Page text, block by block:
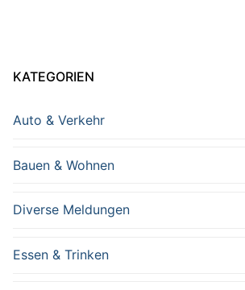
KATEGORIEN
Auto & Verkehr
Bauen & Wohnen
Diverse Meldungen
Essen & Trinken